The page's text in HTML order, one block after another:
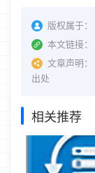
版权属于：
本文链接：
文章声明：
出处
相关推荐